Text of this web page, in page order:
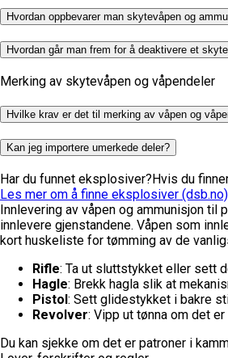
Hvordan oppbevarer man skytevåpen og
Hvordan går man frem for å deaktivere et
Merking av skytevåpen og våpendeler
Hvilke krav er det til merking av våpen og
Kan jeg importere umerkede deler?
Har du funnet eksplosiver?Hvis du
Les mer om å finne eksplosiver (dsb.no)
Innlevering av våpen og ammunisjon til
innlevere gjenstandene. Våpen som
kort huskeliste for tømming av de
Rifle: Ta ut sluttstykket eller sett
Hagle: Brekk hagla slik at
Pistol: Sett glidestykket i bakre
Revolver: Vipp ut tønna om det
Du kan sjekke om det er patroner i